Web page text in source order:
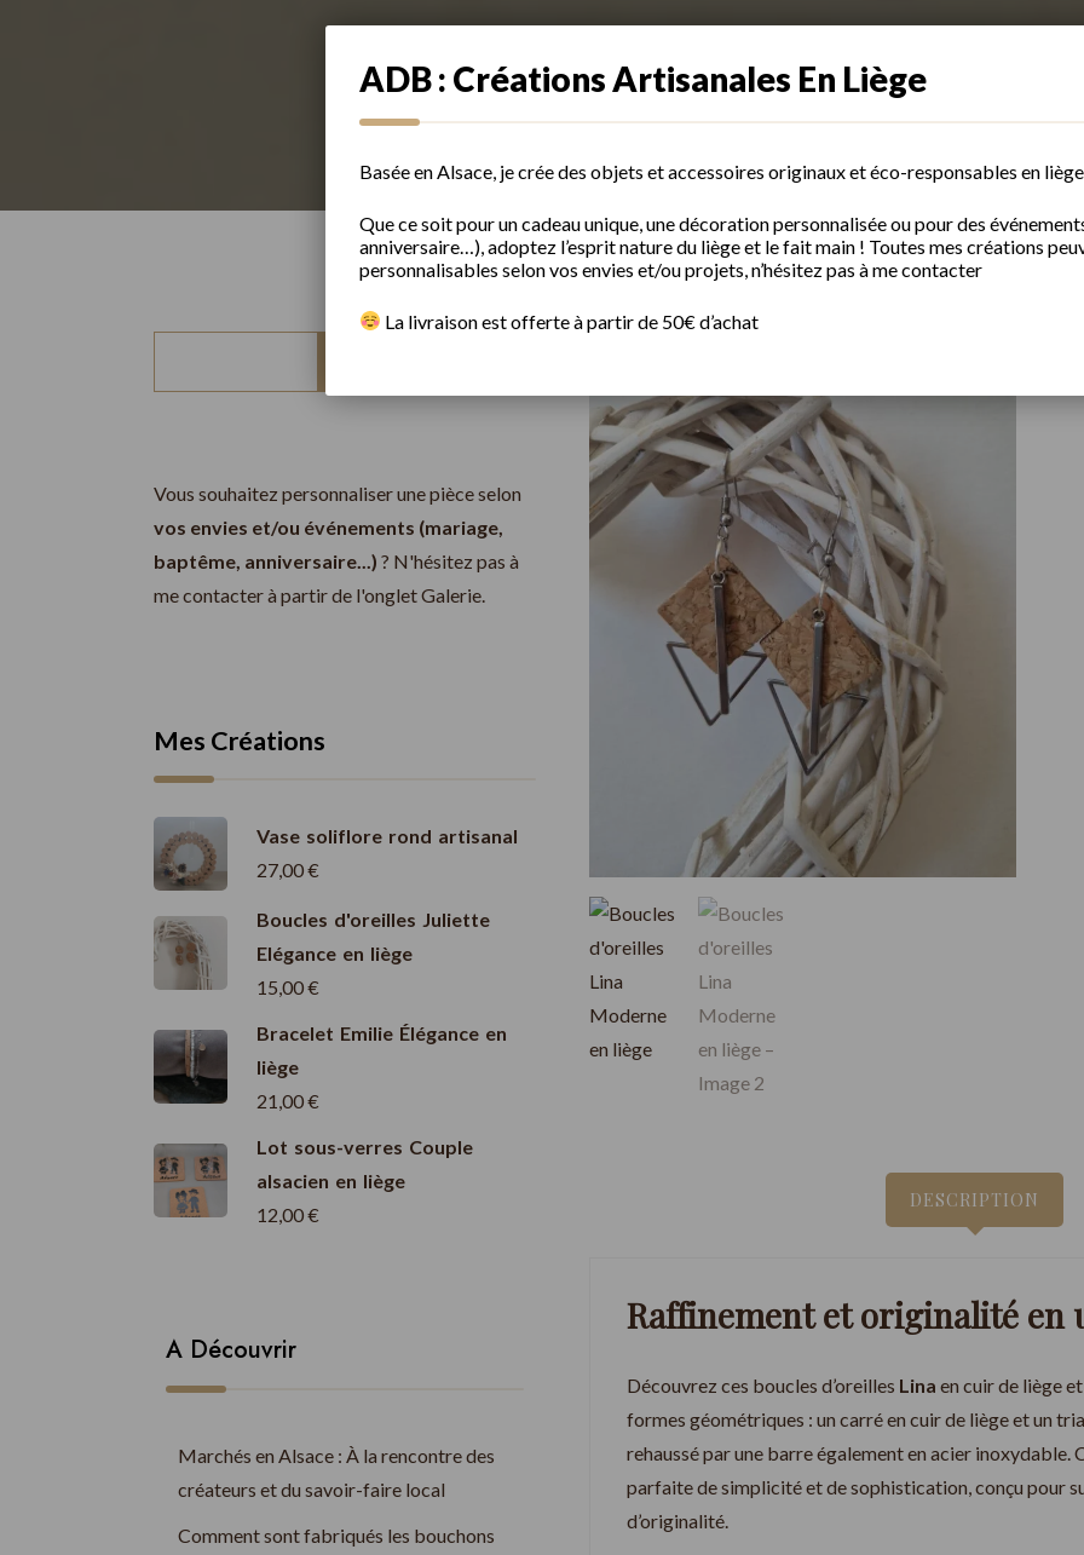
DESCRIPTION
Raffinement et originalité en
Découvrez ces boucles d’oreilles Lina en cuir de liège
formes géométriques : un carré en cuir de liège et un
rehaussé par une barre également en acier inoxydable.
parfaite de simplicité et de sophistication, conçu pour
d’originalité.
Vous souhaitez personnaliser une pièce selon
vos envies et/ou événements (mariage,
baptême, anniversaire...) ? N'hésitez pas à
me contacter à partir de l'onglet Galerie.
Mes Créations
Vase soliflore rond artisanal
27,00€
Boucles d'oreilles Juliette
Elégance en liège
15,00€
Bracelet Emilie Élégance en
liège
21,00€
Lot sous-verres Couple
alsacien en liège
12,00€
A Découvrir
Marchés en Alsace : À la rencontre des
créateurs et du savoir-faire local
Comment sont fabriqués les bouchons
ADB : Créations Artisanales En Liège
Basée en Alsace, je crée des objets et accessoires originaux et éco-responsables en liège
Que ce soit pour un cadeau unique, une décoration personnalisée ou pour des
anniversaire…), adoptez l’esprit nature du liège et le fait main ! Toutes mes créations
personnalisables selon vos envies et/ou projets, n’hésitez pas à me contacter
La livraison est offerte à partir de 50€ d’achat